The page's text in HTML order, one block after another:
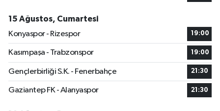
15 Ağustos, Cumartesi
Konyaspor - Rizespor
19:00
Kasımpaşa - Trabzonspor 19:00
Gençlerbirliği S.K. - Fenerbahçe 21:30
Gaziantep FK - Alanyaspor 21:30